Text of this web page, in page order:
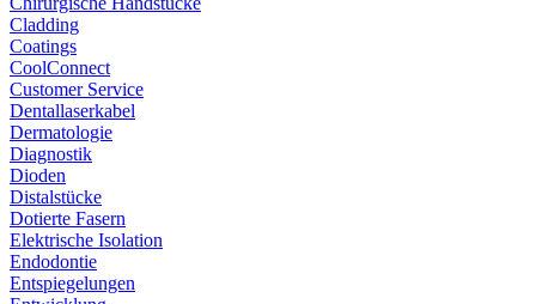
Cladding
Coatings
CoolConnect
Customer Service
Dentallaserkabel
Dermatologie
Diagnostik
Dioden
Distalstücke
Dotierte Fasern
Elektrische Isolation
Endodontie
Entspiegelungen